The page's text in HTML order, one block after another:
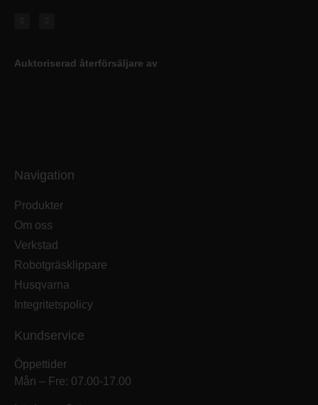
Auktoriserad återförsäljare av
Navigation
Produkter
Om oss
Verkstad
Robotgräsklippare
Husqvarna
Integritetspolicy
Kundservice
Öppettider
Mån – Fre: 07.00-17.00